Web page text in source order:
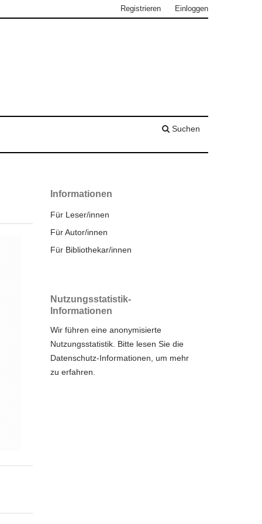
Suchen
Registrieren Einloggen
Informationen
Für Leser/innen
Für Autor/innen
Für Bibliothekar/innen
Nutzungsstatistik-
Informationen
Wir führen eine anonymisierte
Nutzungsstatistik. Bitte lesen Sie die
Datenschutz-Informationen , um mehr
zu erfahren.